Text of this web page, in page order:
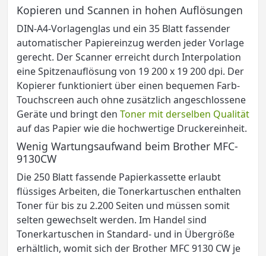
Kopieren und Scannen in hohen Auflösungen
DIN-A4-Vorlagenglas und ein 35 Blatt fassender
automatischer Papiereinzug werden jeder Vorlage
gerecht. Der Scanner erreicht durch Interpolation
eine Spitzenauflösung von 19 200 x 19 200 dpi. Der
Kopierer funktioniert über einen bequemen Farb-
Touchscreen auch ohne zusätzlich angeschlossene
Geräte und bringt den Toner mit derselben Qualität
auf das Papier wie die hochwertige Druckereinheit.
Wenig Wartungsaufwand beim Brother MFC-
9130CW
Die 250 Blatt fassende Papierkassette erlaubt
flüssiges Arbeiten, die Tonerkartuschen enthalten
Toner für bis zu 2.200 Seiten und müssen somit
selten gewechselt werden. Im Handel sind
Tonerkartuschen in Standard- und in Übergröße
erhältlich, womit sich der Brother MFC 9130 CW je